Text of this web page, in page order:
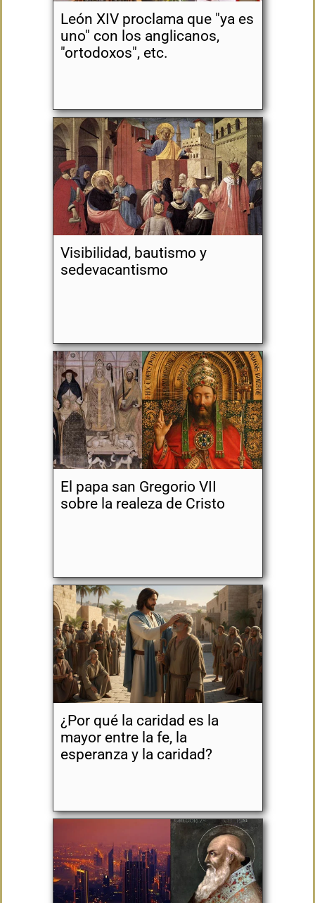
León XIV proclama que "ya es
uno" con los anglicanos,
"ortodoxos", etc.
Visibilidad, bautismo y
sedevacantismo
El papa san Gregorio VII
sobre la realeza de Cristo
¿Por qué la caridad es la
mayor entre la fe, la
esperanza y la caridad?